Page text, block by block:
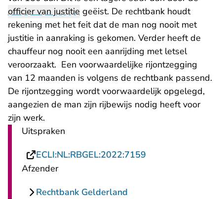
officier van justitie geëist. De rechtbank houdt
rekening met het feit dat de man nog nooit met
justitie in aanraking is gekomen. Verder heeft de
chauffeur nog nooit een aanrijding met letsel
veroorzaakt. Een voorwaardelijke rijontzegging
van 12 maanden is volgens de rechtbank passend.
De rijontzegging wordt voorwaardelijk opgelegd,
aangezien de man zijn rijbewijs nodig heeft voor
zijn werk.
Uitspraken
ECLI:NL:RBGEL:2022:7159
Afzender
Rechtbank Gelderland